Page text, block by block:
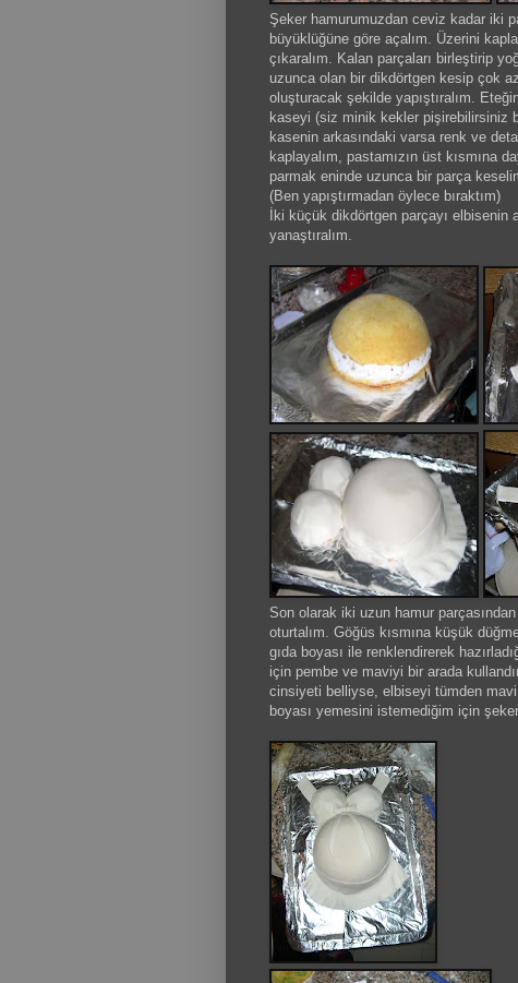
Şeker hamurumuzdan ceviz kadar iki
büyüklüğüne göre açalım. Üzerini
çıkaralım. Kalan parçaları birleştirip
uzunca olan bir dikdörtgen kesip çok
oluşturacak şekilde yapıştıralım.
kaseyi (siz minik kekler pişirebilirsiniz
kasenin arkasındaki varsa renk ve
kaplayalım, pastamızın üst kısmına
parmak eninde uzunca bir parça
(Ben yapıştırmadan öylece bıraktım)
İki küçük dikdörtgen parçayı elbisenin
yanaştıralım.
Son olarak iki uzun hamur
oturtalım. Göğüs kısmına küşük
gıda boyası ile renklendirerek
için pembe ve maviyi bir arada
cinsiyeti belliyse, elbiseyi tümden
boyası yemesini istemediğim için